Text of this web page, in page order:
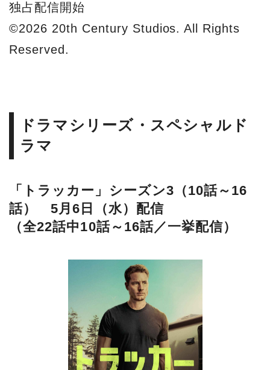
独占配信開始
©2026 20th Century Studios. All Rights
Reserved.
ドラマシリーズ・スペシャルド
ラマ
「トラッカー」シーズン3（10話～16
話） 5月6日（水）配信
（全22話中10話～16話／一挙配信）